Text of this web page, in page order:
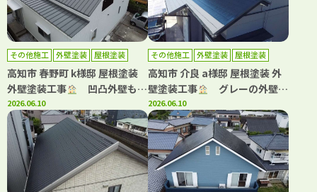
その他施工 外壁塗装 屋根塗装
高知市 春野町 k様邸 屋根塗装
外壁塗装工事
凹凸外壁も均
一な美しい仕上がりに！
2026.06.10
その他施工 外壁塗装 屋根塗装
高知市 介良 a様邸 屋根塗装 外
壁塗装工事
グレーの外壁に
白が映える上品な外観へ！
2026.06.10